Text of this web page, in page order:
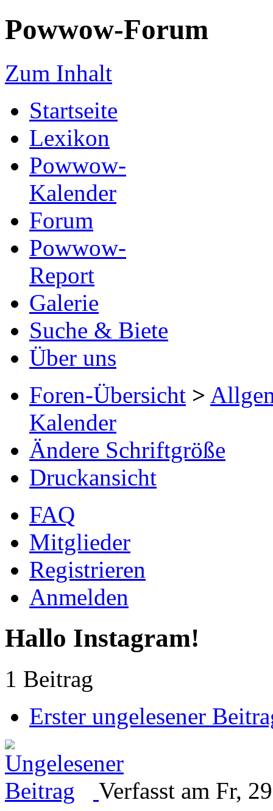
Powwow-Forum
Zum Inhalt
Startseite
Lexikon
Powwow-
Kalender
Forum
Powwow-
Report
Galerie
Suche & Biete
Über uns
Foren-Übersicht >
Kalender
Ändere Schriftgröße
Druckansicht
FAQ
Mitglieder
Registrieren
Anmelden
Hallo Instagram!
1 Beitrag
Erster ungelesener
Verfasst am Fr,